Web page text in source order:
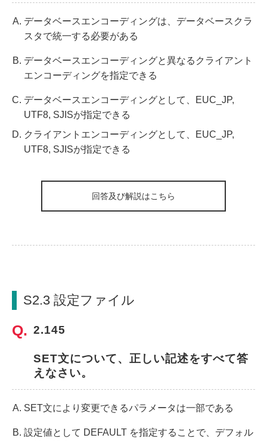
データベースエンコーディングは、データベースクラ
スタで統一する必要がある
データベースエンコーディングと異なるクライアント
エンコーディングを指定できる
データベースエンコーディングとして、EUC_JP,
UTF8, SJISが指定できる
クライアントエンコーディングとして、EUC_JP,
UTF8, SJISが指定できる
回答及び解説はこちら
S2.3 設定ファイル
2.145
SET文について、正しい記述をすべて答
えなさい。
SET文により変更できるパラメータは一部である
設定値として DEFAULT を指定することで、デフォル